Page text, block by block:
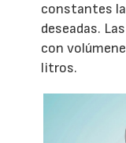
constantes
deseadas.
con
litros.